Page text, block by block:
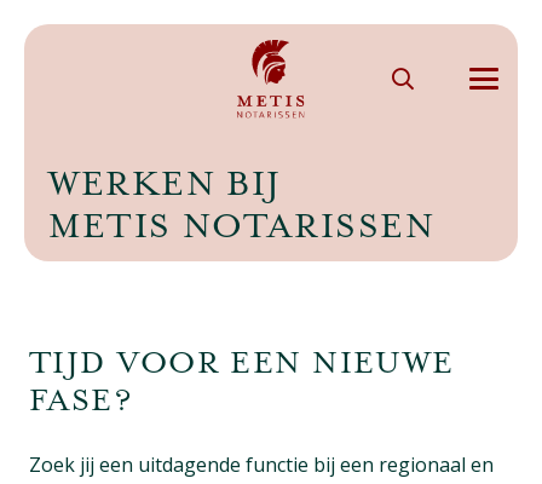
WERKEN BIJ
METIS NOTARISSEN
TIJD VOOR EEN NIEUWE
FASE?
Zoek jij een uitdagende functie bij een regionaal en